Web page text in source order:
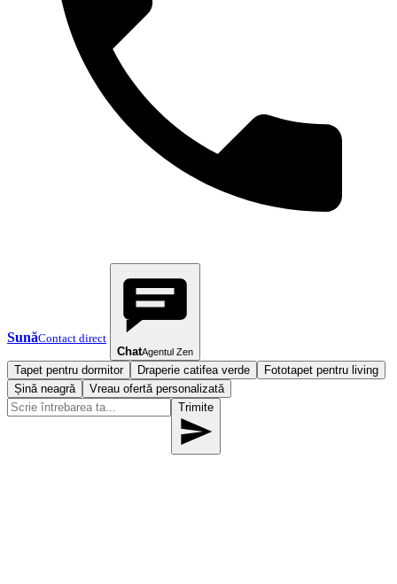
SunăContact direct
ChatAgentul Zen
Tapet pentru dormitor Draperie catifea verde
Fototapet pentru living
Șină neagră
Vreau ofertă personalizată
Trimite